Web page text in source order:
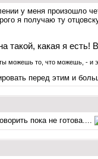
у меня произошло
я получаю ту
такой, какая я есть!
можешь то, что можешь, - и
перед этим и
пока не готова....